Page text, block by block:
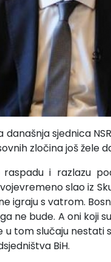
sjednica
zločina još žele
i razlazu
slao iz
igraju s vatrom.
ne bude. A oni koji
u tom slučaju
BiH.